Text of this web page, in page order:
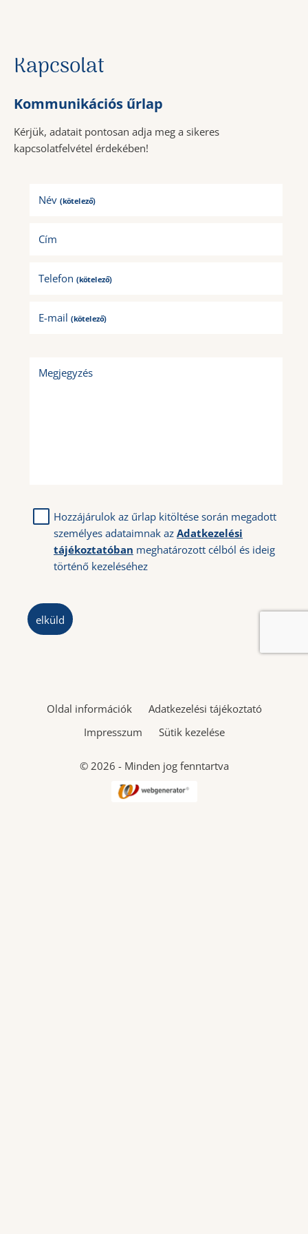
Kapcsolat
Kommunikációs űrlap
Kérjük, adatait pontosan adja meg a sikeres
kapcsolatfelvétel érdekében!
Név (kötelező)
Cím
Telefon (kötelező)
E-mail (kötelező)
Megjegyzés
Hozzájárulok az űrlap kitöltése során megadott
személyes adataimnak az Adatkezelési
tájékoztatóban meghatározott célból és ideig
történő kezeléséhez
elküld
© 2026 - Minden jog fenntartva
Oldal információk
Adatkezelési tájékoztató
Impresszum
Sütik kezelése